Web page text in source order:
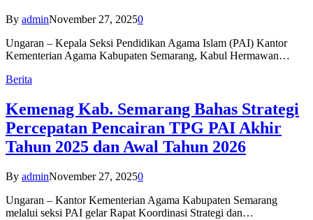
By adminNovember 27, 20250
Ungaran – Kepala Seksi Pendidikan Agama Islam (PAI) Kantor
Kementerian Agama Kabupaten Semarang, Kabul Hermawan…
Berita
Kemenag Kab. Semarang Bahas Strategi
Percepatan Pencairan TPG PAI Akhir
Tahun 2025 dan Awal Tahun 2026
By adminNovember 27, 20250
Ungaran – Kantor Kementerian Agama Kabupaten Semarang
melalui seksi PAI gelar Rapat Koordinasi Strategi dan…